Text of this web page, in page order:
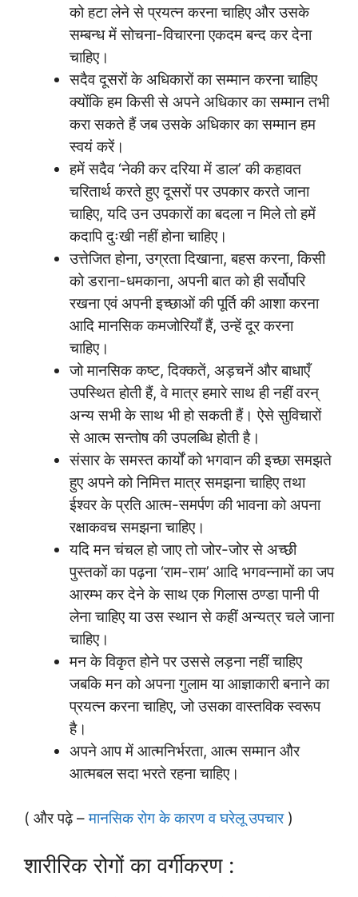
को हटा लेने से प्रयत्न करना चाहिए और उसके
सम्बन्ध में सोचना-विचारना एकदम बन्द कर देना
चाहिए।
सदैव दूसरों के अधिकारों का सम्मान करना चाहिए
क्योंकि हम किसी से अपने अधिकार का सम्मान तभी
करा सकते हैं जब उसके अधिकार का सम्मान हम
स्वयं करें।
हमें सदैव ‘नेकी कर दरिया में डाल’ की कहावत
चरितार्थ करते हुए दूसरों पर उपकार करते जाना
चाहिए, यदि उन उपकारों का बदला न मिले तो हमें
कदापि दुःखी नहीं होना चाहिए।
उत्तेजित होना, उग्रता दिखाना, बहस करना, किसी
को डराना-धमकाना, अपनी बात को ही सर्वोपरि
रखना एवं अपनी इच्छाओं की पूर्ति की आशा करना
आदि मानसिक कमजोरियाँ हैं, उन्हें दूर करना
चाहिए।
जो मानसिक कष्ट, दिक्कतें, अड़चनें और बाधाएँ
उपस्थित होती हैं, वे मात्र हमारे साथ ही नहीं वरन्
अन्य सभी के साथ भी हो सकती हैं। ऐसे सुविचारों
से आत्म सन्तोष की उपलब्धि होती है।
संसार के समस्त कार्यों को भगवान की इच्छा समझते
हुए अपने को निमित्त मात्र समझना चाहिए तथा
ईश्वर के प्रति आत्म-समर्पण की भावना को अपना
रक्षाकवच समझना चाहिए।
यदि मन चंचल हो जाए तो जोर-जोर से अच्छी
पुस्तकों का पढ़ना ‘राम-राम’ आदि भगवन्नामों का जप
आरम्भ कर देने के साथ एक गिलास ठण्डा पानी पी
लेना चाहिए या उस स्थान से कहीं अन्यत्र चले जाना
चाहिए।
मन के विकृत होने पर उससे लड़ना नहीं चाहिए
जबकि मन को अपना गुलाम या आज्ञाकारी बनाने का
प्रयत्न करना चाहिए, जो उसका वास्तविक स्वरूप
है।
अपने आप में आत्मनिर्भरता, आत्म सम्मान और
आत्मबल सदा भरते रहना चाहिए।
( और पढ़े –मानसिक रोग के कारण व घरेलू उपचार)
शारीरिक रोगों का वर्गीकरण :